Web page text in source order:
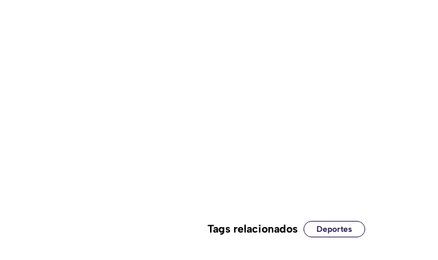
Tags relacionados Deportes